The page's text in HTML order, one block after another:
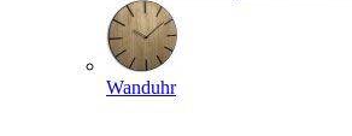
Wanduhr